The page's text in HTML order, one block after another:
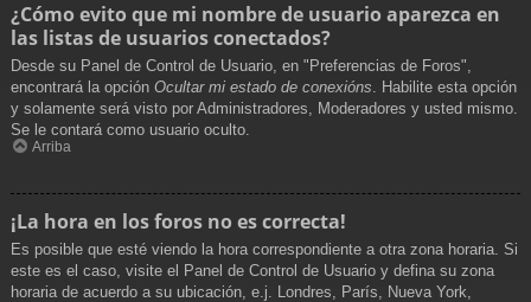
¿Cómo evito que mi nombre de usuario aparezca en
las listas de usuarios conectados?
Desde su Panel de Control de Usuario, en "Preferencias de Foros",
encontrará la opción Ocultar mi estado de conexións. Habilite esta opción
y solamente será visto por Administradores, Moderadores y usted mismo.
Se le contará como usuario oculto.
Arriba
¡La hora en los foros no es correcta!
Es posible que esté viendo la hora correspondiente a otra zona horaria. Si
este es el caso, visite el Panel de Control de Usuario y defina su zona
horaria de acuerdo a su ubicación, e.j. Londres, París, Nueva York,